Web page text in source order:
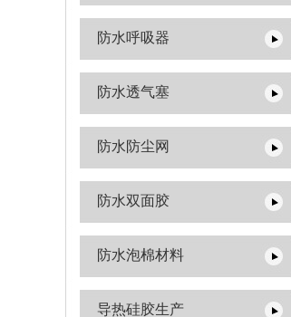
防水呼吸器
防水透气塞
防水防尘网
防水双面胶
防水泡棉材料
导热硅胶生产